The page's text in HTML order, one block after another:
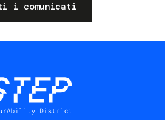
i comunicati